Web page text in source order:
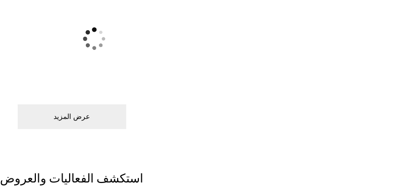
ﻋﺮﺽ اﻟﻤﺰﻳﺪ
اﺳﺘﻜﺸﻒ اﻟﻔﻌﺎﻟﻴﺎﺕ ﻭاﻟﻌﺮﻭﺽ